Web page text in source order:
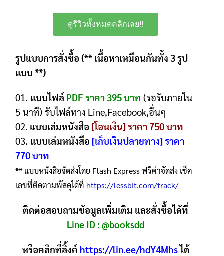
ดูรีวิวทั้งหมดคลิกเลย!!
รูปแบบการสั่งซื้อ (** เนื้อหาเหมือนกันทั้ง 3 รูป
แบบ **)
01. แบบไฟล์ PDF ราคา 395 บาท (รอรับภายใน
5 นาที) รับไฟล์ทาง Line,Facebook,อื่นๆ
02. แบบเล่มหนังสือ [โอนเงิน] ราคา 750 บาท
03. แบบเล่มหนังสือ [เก็บเงินปลายทาง] ราคา
770 บาท
** แบบหนังสือจัดส่งโดย Flash Express ฟรีค่าจัดส่ง เช็ค
เลขที่ติดตามพัสดุได้ที่ https://lessbit.com/track/
ติดต่อสอบถามข้อมูลเพิ่มเติม และสั่งซื้อได้ที่
Line ID :@booksdd
หรือคลิกที่ลิ้งค์ https://lin.ee/hdY4Mhsได้